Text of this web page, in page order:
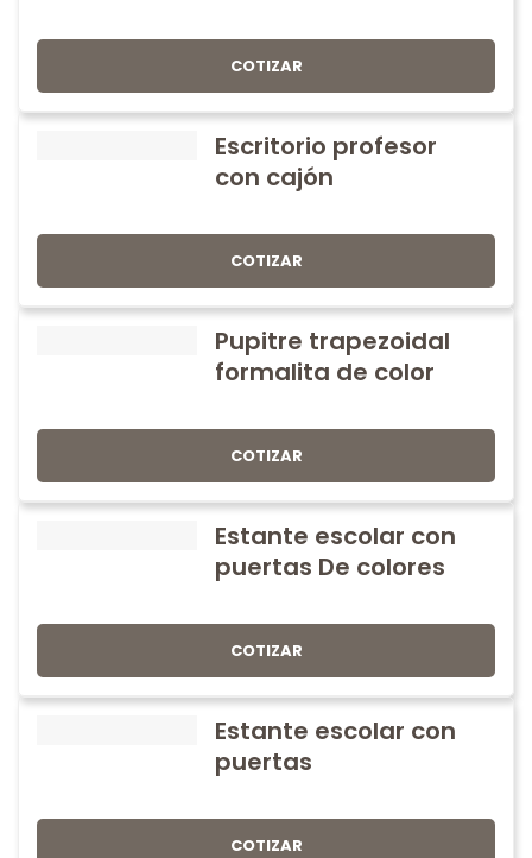
COTIZAR
Escritorio profesor
con cajón
COTIZAR
Pupitre trapezoidal
formalita de color
COTIZAR
Estante escolar con
puertas De colores
COTIZAR
Estante escolar con
puertas
COTIZAR